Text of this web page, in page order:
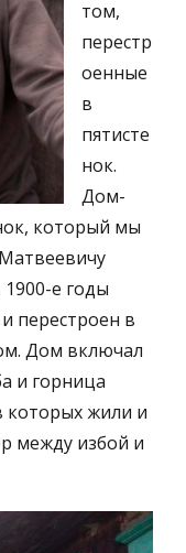
том,
перестр
оенные
в
пятисте
нок.
Дом-
который мы
е годы
перестроен в
Дом включал
и горница
жили и
между избой и